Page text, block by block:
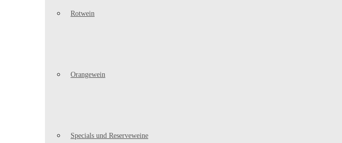
Rotwein
Orangewein
Specials und Reserveweine